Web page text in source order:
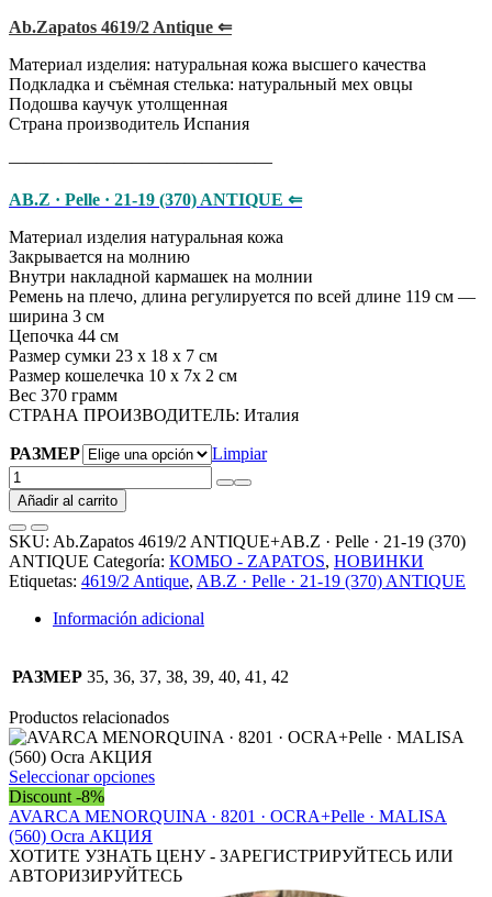
Ab.Zapatos 4619/2 Antique ⇐
Материал изделия: натуральная кожа высшего качества
Подкладка и съёмная стелька: натуральный мех овцы
Подошва каучук утолщенная
Страна производитель Испания
———————————————
AB.Z · Pelle · 21-19 (370) ANTIQUE ⇐
​​​​​​​Материал изделия натуральная кожа
Закрывается на молнию
Внутри накладной кармашек на молнии
Ремень на плечо, длина регулируется по всей длине 119 см —
ширина 3 см
Цепочка 44 см
Размер сумки 23 х 18 х 7 см
Размер кошелечка 10 х 7х 2 см
Вес 370 грамм
СТРАНА ПРОИЗВОДИТЕЛЬ: Италия
РАЗМЕР
Limpiar
Ab.Zapatos
4619/2
ANTIQUE+AB.Z
·
Pelle
·
21-
cantidad
Añadir al carrito
SKU: Ab.Zapatos 4619/2 ANTIQUE+AB.Z · Pelle · 21-19 (370)
ANTIQUE Categoría: КОМБО - ZAPATOS, НОВИНКИ
Etiquetas: 4619/2 Antique, AB.Z · Pelle · 21-19 (370) ANTIQUE
Información adicional
РАЗМЕР 35, 36, 37, 38, 39, 40, 41, 42
Productos relacionados
Seleccionar opcionesEste
tiene
variantes.
Las
Discount -8%
AVARCA MENORQUINA · 8201 · OCRA+Pelle · MALISA
(560) Ocra АКЦИЯ
ХОТИТЕ УЗНАТЬ ЦЕНУ - ЗАРЕГИСТРИРУЙТЕСЬ ИЛИ
АВТОРИЗИРУЙТЕСЬ